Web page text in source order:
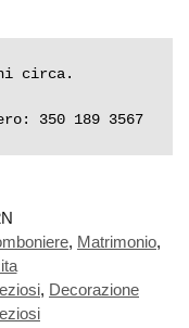
circa.
350 189 3567
, Matrimonio,
, Decorazione